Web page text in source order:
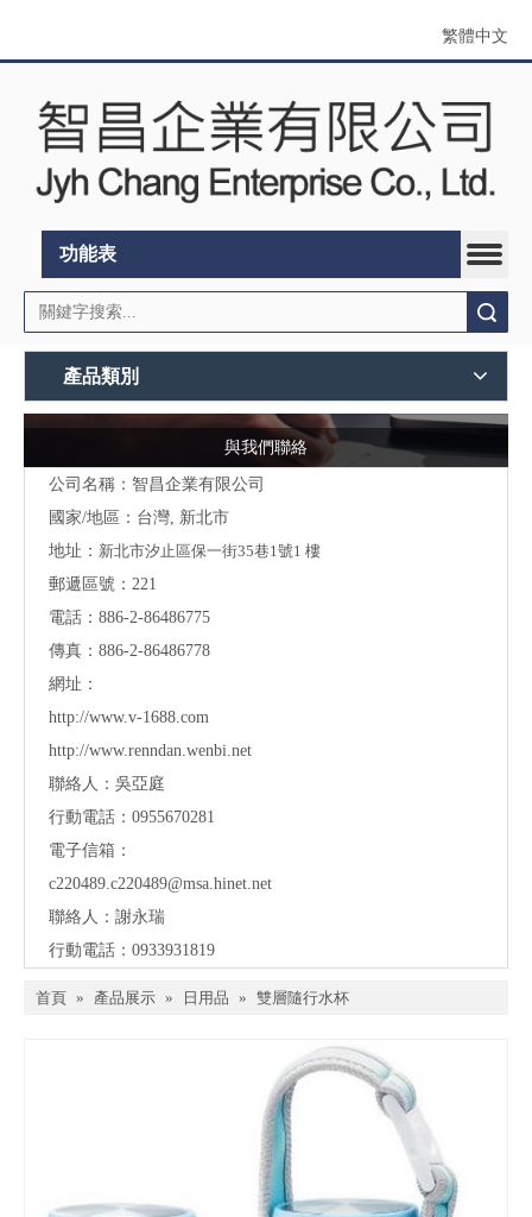
繁體中文
功能表
產品類別
與我們聯絡
公司名稱：智昌企業有限公司
國家/地區：台灣, 新北市
地址： 新北市汐止區保一街35巷1號1 樓
郵遞區號：221
電話：886-2-86486775
傳真：886-2-86486778
網址：
http://www.v-1688.com
http://www.renndan.wenbi.net
聯絡人：吳亞庭
行動電話：0955670281
電子信箱：
c220489.c220489@msa.hinet.net
聯絡人：謝永瑞
行動電話：0933931819
首頁 » 產品展示 » 日用品 » 雙層隨行水杯